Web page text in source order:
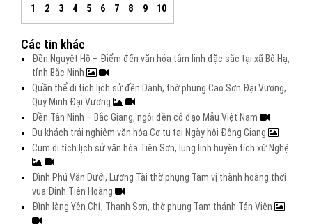
1 2 3 4 5 6 7 8 9 10
Các tin khác
Đền Nguyệt Hồ – Điểm đến văn hóa tâm linh đặc sắc tại xã Bố Hạ,
tỉnh Bắc Ninh
Quần thể di tích lịch sử đền Dành, thờ phụng Cao Sơn Đại Vương,
Quý Minh Đại Vương
Đền Tân Ninh – Bắc Giang, ngôi đền cổ đạo Mẫu Việt Nam
Du khách trải nghiệm văn hóa Cơ tu tại Ngày hội Đông Giang
Cụm di tích lịch sử văn hóa Tiên Sơn, lung linh huyền tích xứ Nghệ
Đình Phú Văn Dưới, Lương Tài thờ phụng Tam vị thành hoàng thời
vua Đinh Tiên Hoàng
Đình làng Yên Chỉ, Thanh Sơn, thờ phụng Tam thánh Tản Viên